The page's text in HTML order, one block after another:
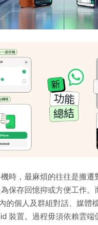
時，最麻煩的往往是搬遷
保存回憶抑或方便工作。
的個人及群組對話、媒體
裝置。過程毋須依賴雲端